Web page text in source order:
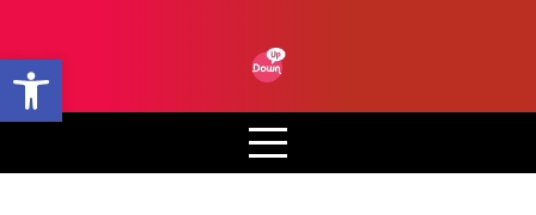
Ouvrir la barre d’outils
content